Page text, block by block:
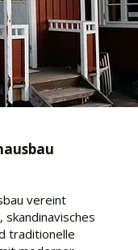
vereint
skandinavisches
traditionelle